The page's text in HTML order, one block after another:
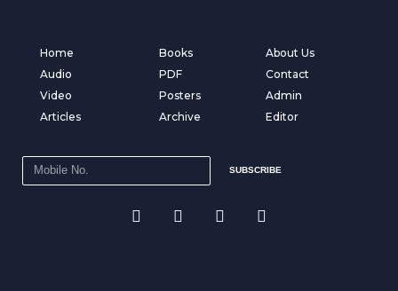
Home
Audio
Video
Articles
Books
PDF
Posters
Archive
About Us
Contact
Admin
Editor
SUBSCRIBE